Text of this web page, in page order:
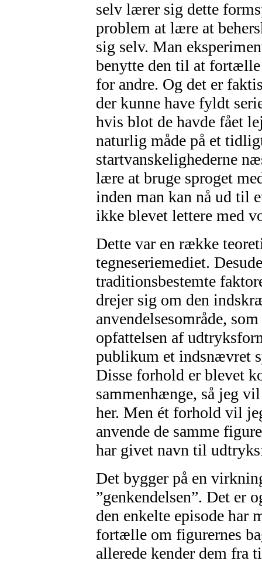
selv lærer sig dette
problem at lære at
sig selv. Man
benytte den til at fortælle
for andre. Og det er
der kunne have fyldt
hvis blot de havde fået
naturlig måde på et
startvanskelighederne
lære at bruge sproget
inden man kan nå ud til
ikke blevet lettere med
Dette var en række
tegneseriemediet.
traditionsbestemte
drejer sig om den
anvendelsesområde,
opfattelsen af
publikum et indsnævret
Disse forhold er blevet
sammenhænge, så jeg
her. Men ét forhold vil
anvende de samme
har givet navn til
Det bygger på en
”genkendelsen”. Det er
den enkelte episode har
fortælle om figurernes
allerede kender dem fra